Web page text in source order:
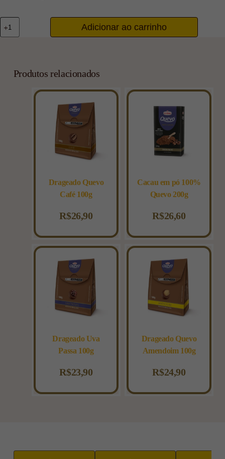
Adicionar ao carrinho
Produtos relacionados
Drageado Quevo
Café 100g
R$26,90
Cacau em pó 100%
Quevo 200g
R$26,60
Drageado Uva
Passa 100g
R$23,90
Drageado Quevo
Amendoim 100g
R$24,90